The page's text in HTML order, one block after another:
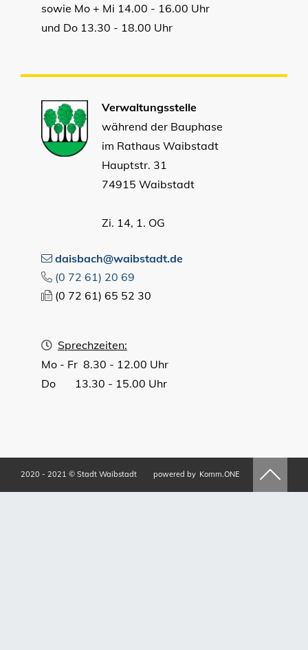
sowie Mo + Mi 14.00 - 16.00 Uhr
und Do 13.30 - 18.00 Uhr
Verwaltungsstelle
während der Bauphase
im Rathaus Waibstadt
Hauptstr. 31
74915 Waibstadt
Zi. 14, 1. OG
daisbach@waibstadt.de
(0 72 61) 20 69
(0 72 61) 65 52 30
Sprechzeiten:
Mo - Fr 8.30 - 12.00 Uhr
Do 13.30 - 15.00 Uhr
2020 - 2021 © Stadt Waibstadt powered by Komm.ONE